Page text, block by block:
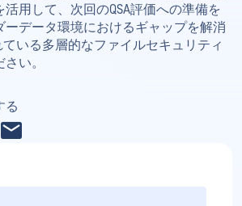
用して、次回のQSA評価への準備を
ーデータ環境におけるギャップを解消
ている多層的なファイルセキュリティ
い。
る